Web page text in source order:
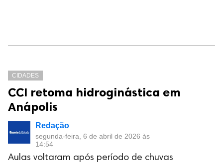
CIDADES
CCI retoma hidroginástica em
Anápolis
Redação
segunda-feira, 6 de abril de 2026 às
14:54
Aulas voltaram após período de chuvas